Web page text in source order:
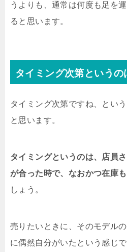
うよりも、通常は何度も足を
ると思います。
タイミング次第という
タイミング次第ですね、とい
と思います。
タイミングというのは、店員
が合った時で、なおかつ在庫
しょう。
売りたいときに、そのモデル
に偶然自分がいたという感じで